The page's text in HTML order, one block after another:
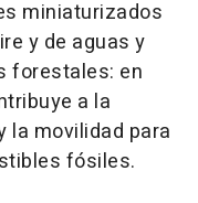
miniaturizados
y de aguas y
forestales: en
a la
la movilidad para
fósiles.